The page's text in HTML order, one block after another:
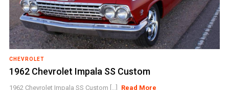
CHEVROLET
1962 Chevrolet Impala SS Custom
1962 Chevrolet Impala SS Custom [...] Read More